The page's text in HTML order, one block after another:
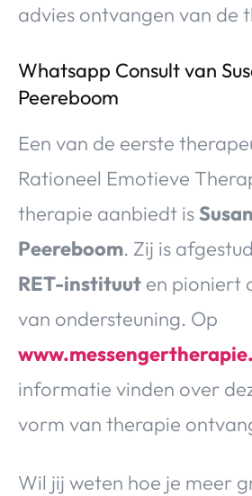
advies ontvangen van de
Whatsapp Consult van
Peereboom
Een van de eerste
Rationeel Emotieve
therapie aanbiedt is
Peereboom. Zij is
RET-instituut en pioniert
van ondersteuning. Op
informatie vinden over
vorm van therapie
Wil jij weten hoe je meer